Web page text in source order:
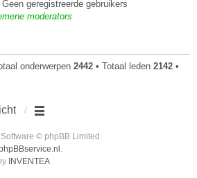
geregistreerde gebruikers
moderators
onderwerpen 2442 • Totaal leden 2142 •
© phpBB Limited
INVENTEA